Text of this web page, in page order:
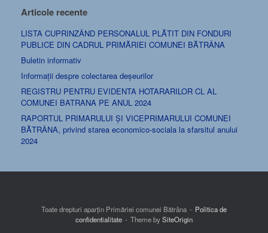
Articole recente
LISTA CUPRINZÂND PERSONALUL PLĂTIT DIN FONDURI
PUBLICE DIN CADRUL PRIMĂRIEI COMUNEI BĂTRÂNA
Buletin informativ
Informații despre colectarea deșeurilor
REGISTRU PENTRU EVIDENTA HOTARARILOR CL AL
COMUNEI BATRANA PE ANUL 2024
RAPORTUL PRIMARULUI ȘI VICEPRIMARULUI COMUNEI
BĂTRÂNA, privind starea economico-sociala la sfarsitul anului
2024
Toate drepturi aparțin Primăriei comunei Bătrâna
Politica de
confidentialitate
Theme bySiteOrigin